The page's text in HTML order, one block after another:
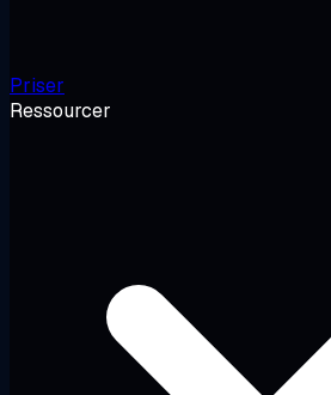
Priser
Ressourcer